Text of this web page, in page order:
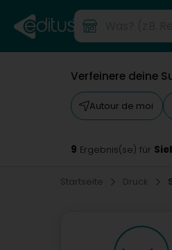
Verfeinere deine
Autour de moi
9 Ergebnis(se) für
Startseite Druck